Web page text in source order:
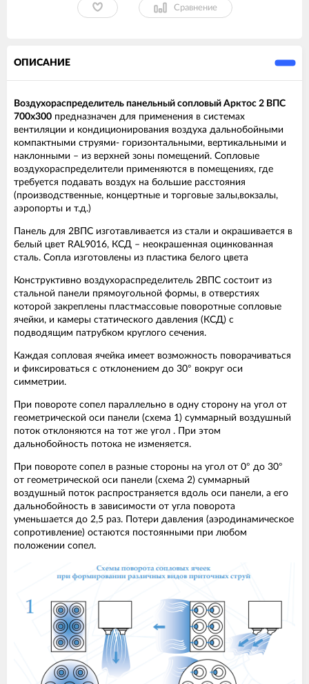
Сравнение
ОПИСАНИЕ
Воздухораспределитель панельный сопловый Арктос 2 ВПС
700х300 предназначен для применения в системах
вентиляции и кондиционирования воздуха дальнобойными
компактными струями- горизонтальными, вертикальными и
наклонными – из верхней зоны помещений. Сопловые
воздухораспределители применяются в помещениях, где
требуется подавать воздух на большие расстояния
(производственные, концертные и торговые залы,вокзалы,
аэропорты и т.д.)
Панель для 2ВПС изготавливается из стали и окрашивается в
белый цвет RAL9016, КСД – неокрашенная оцинкованная
сталь. Сопла изготовлены из пластика белого цвета
Конструктивно воздухораспределитель 2ВПС состоит из
стальной панели прямоугольной формы, в отверстиях
которой закреплены пластмассовые поворотные сопловые
ячейки, и камеры статического давления (КСД) с
подводящим патрубком круглого сечения.
Каждая сопловая ячейка имеет возможность поворачиваться
и фиксироваться с отклонением до 30° вокруг оси
симметрии.
При повороте сопел параллельно в одну сторону на угол от
геометрической оси панели (схема 1) суммарный воздушный
поток отклоняются на тот же угол . При этом
дальнобойность потока не изменяется.
При повороте сопел в разные стороны на угол от 0° до 30°
от геометрической оси панели (схема 2) суммарный
воздушный поток распространяется вдоль оси панели, а его
дальнобойность в зависимости от угла поворота
уменьшается до 2,5 раз. Потери давления (аэродинамическое
сопротивление) остаются постоянными при любом
положении сопел.